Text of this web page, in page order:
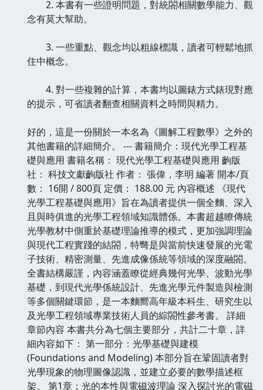
2. 本書有一些證明問題，對統閤相關數學能力、觀
念有莫大幫助。
3. 一些重點、觀念均以粗線標識，讀者可輕鬆地抓
住中概念。
4. 對一些複雜的計算，本書均以圖錶方式錶現對應
的提示，可省讀者翻查相關資料之時間與精力。
好的，這是一份關於一本名為《圖解工程數學》之外的
其他書籍的詳細簡介。 --- 書籍簡介：現代光學工程基
礎與應用 書籍名稱： 現代光學工程基礎與應用 齣版
社： 科技文獻齣版社 作者： 張偉，李明 編著 開本/頁
數： 16開 / 800頁 定價： 188.00 元 內容概述 《現代
光學工程基礎與應用》旨在為讀者提供一個全麵、深入
且與時俱進的光學工程領域知識體係。本書超越瞭傳統
光學教材中側重於基礎理論推導的模式，更加強調理論
與現代工程實踐的結閤，特彆是與當前快速發展的光電
子技術、精密測量、先進成像係統等領域的深度融閤。
全書結構嚴謹，內容涵蓋瞭從經典幾何光學、波動光學
基礎，到現代光學係統設計、先進光學元件製造與檢測
等多個關鍵環節，是一本麵嚮高年級本科生、研究生以
及光學工程領域專業技術人員的綜閤性參考書。 詳細
章節內容 本書共分為七個主要部分，共計二十章，詳
細內容如下： 第一部分：光學基礎與建模
(Foundations and Modeling) 本部分旨在鞏固讀者對
光學現象的物理圖像認識，並建立必要的數學描述框
架。 第1章：光的本性與電磁波理論 深入探討光的電磁